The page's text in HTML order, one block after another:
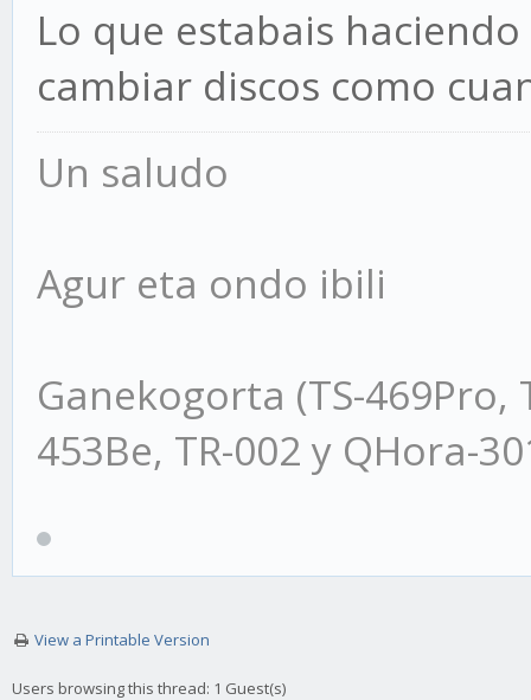
Lo que estabais
cambiar discos como
Un saludo
Agur eta ondo ibili
Ganekogorta (TS-469Pro,
453Be, TR-002 y QHora-
View a Printable Version
Users browsing this thread: 1 Guest(s)